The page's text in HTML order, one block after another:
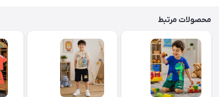
محصولات مرتبط